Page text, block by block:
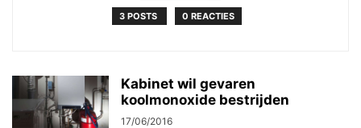
3 POSTS 0 REACTIES
Kabinet wil gevaren
koolmonoxide bestrijden
17/06/2016